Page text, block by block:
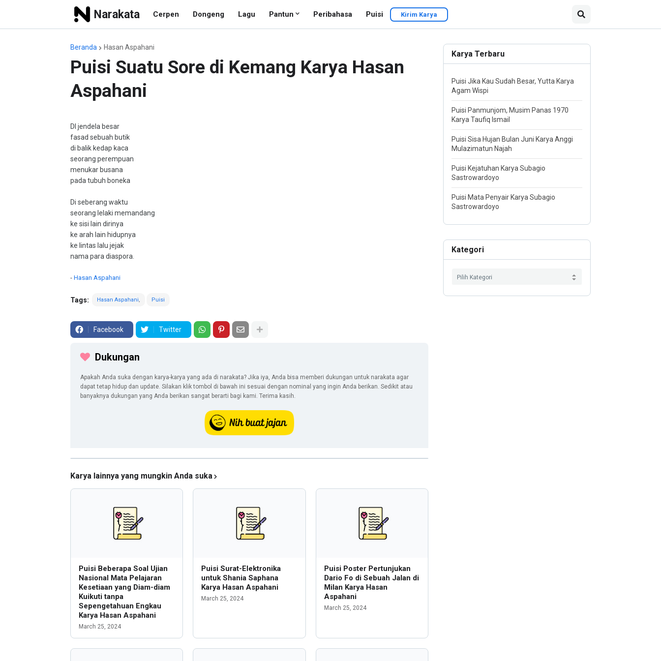
Narakata Cerpen Dongeng Lagu Pantun Peribahasa Puisi Kirim Karya
Beranda Hasan Aspahani
Puisi Suatu Sore di Kemang Karya Hasan
Aspahani
DI jendela besar
fasad sebuah butik
di balik kedap kaca
seorang perempuan
menukar busana
pada tubuh boneka
Di seberang waktu
seorang lelaki memandang
ke sisi lain dirinya
ke arah lain hidupnya
ke lintas lalu jejak
nama para diaspora.
- Hasan Aspahani
Tags: Hasan Aspahani Puisi
Facebook Twitter
Dukungan
Apakah Anda suka dengan karya-karya yang ada di narakata? Jika iya, Anda bisa memberi dukungan untuk narakata agar
dapat tetap hidup dan update. Silakan klik tombol di bawah ini sesuai dengan nominal yang ingin Anda berikan. Sedikit atau
banyaknya dukungan yang Anda berikan sangat berarti bagi kami. Terima kasih.
Karya lainnya yang mungkin Anda suka
Puisi Beberapa Soal Ujian
Nasional Mata Pelajaran
Kesetiaan yang Diam-diam
Kuikuti tanpa
Sepengetahuan Engkau
Karya Hasan Aspahani
March 25, 2024
Puisi Surat-Elektronika
untuk Shania Saphana
Karya Hasan Aspahani
March 25, 2024
Puisi Poster Pertunjukan
Dario Fo di Sebuah Jalan di
Milan Karya Hasan
Aspahani
March 25, 2024
Karya Terbaru
Puisi Jika Kau Sudah Besar, Yutta Karya
Agam Wispi
Puisi Panmunjom, Musim Panas 1970
Karya Taufiq Ismail
Puisi Sisa Hujan Bulan Juni Karya Anggi
Mulazimatun Najah
Puisi Kejatuhan Karya Subagio
Sastrowardoyo
Puisi Mata Penyair Karya Subagio
Sastrowardoyo
Kategori